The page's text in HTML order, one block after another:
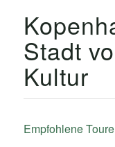
Stadt
Kultur
Empfohlene